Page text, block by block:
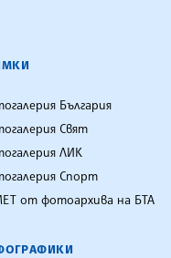
България
Свят
ЛИК
Спорт
от фотоархива на БТА